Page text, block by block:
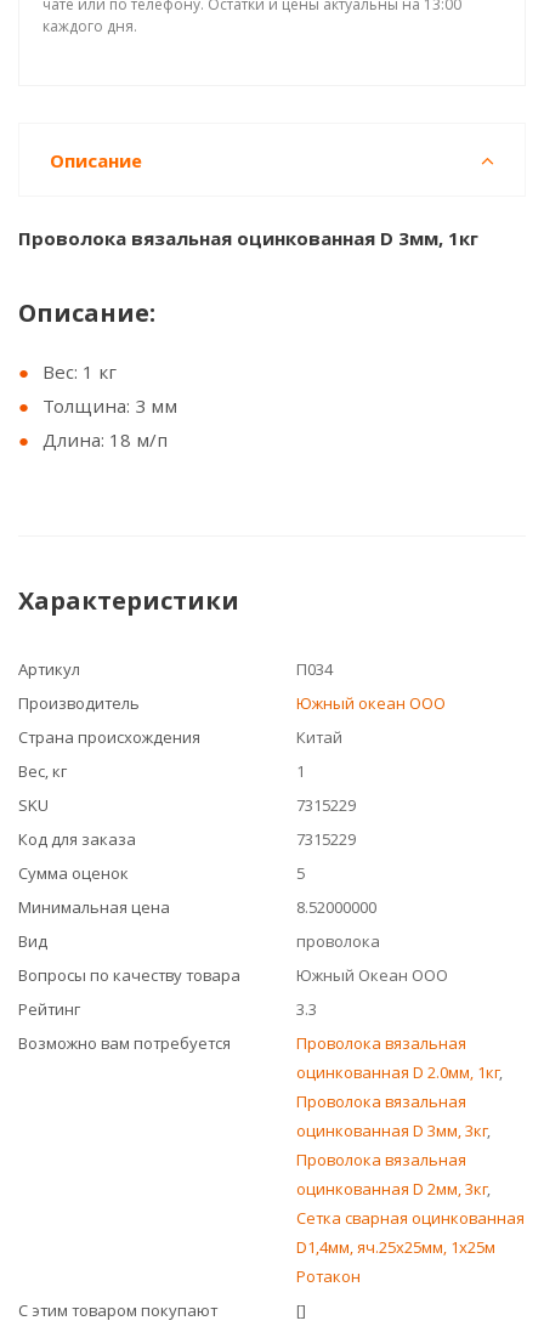
чате или по телефону. Остатки и цены актуальны на 13:00
каждого дня.
Описание
Проволока вязальная оцинкованная D 3мм, 1кг
Описание:
Вес: 1 кг
Толщина: 3 мм
Длина: 18 м/п
Характеристики
Артикул
П034
Производитель
Южный океан ООО
Страна происхождения
Китай
Вес, кг
1
SKU
7315229
Код для заказа
7315229
Сумма оценок
5
Минимальная цена
8.52000000
Вид
проволока
Вопросы по качеству товара
Южный Океан ООО
Рейтинг
3.3
Возможно вам потребуется
Проволока вязальная
оцинкованная D 2.0мм, 1кг,
Проволока вязальная
оцинкованная D 3мм, 3кг,
Проволока вязальная
оцинкованная D 2мм, 3кг,
Сетка сварная оцинкованная
D1,4мм, яч.25х25мм, 1х25м
Ротакон
С этим товаром покупают
[]